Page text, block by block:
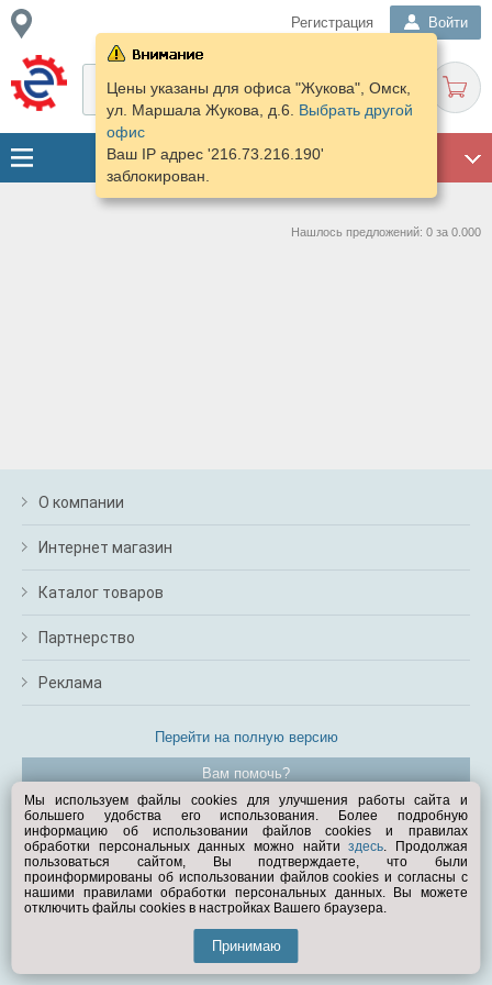
Регистрация Войти
Цены указаны для офиса "Жукова", Омск,
ул. Маршала Жукова, д.6. Выбрать другой
офис
Ваш IP адрес '216.73.216.190'
заблокирован.
Нашлось предложений: 0 за 0.000
О компании
Интернет магазин
Каталог товаров
Партнерство
Реклама
Перейти на полную версию
Вам помочь?
© Exist.ru 1998—2026
Мы используем файлы cookies для улучшения работы сайта и
большего удобства его использования. Более подробную
информацию об использовании файлов cookies и правилах
обработки персональных данных можно найтиздесь. Продолжая
пользоваться сайтом, Вы подтверждаете, что были
проинформированы об использовании файлов cookies и согласны с
нашими правилами обработки персональных данных. Вы можете
отключить файлы cookies в настройках Вашего браузера.
Принимаю